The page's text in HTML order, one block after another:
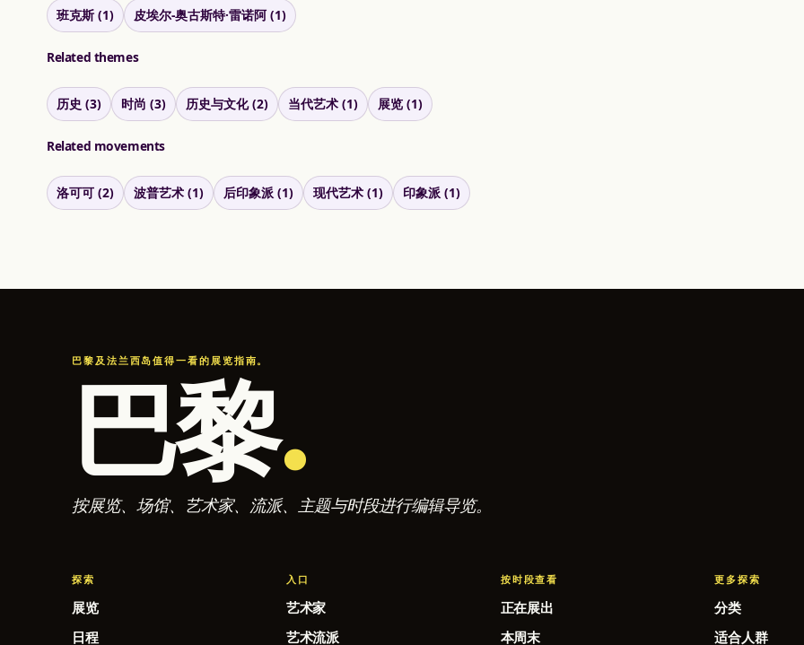
班克斯 (1) 皮埃尔-奥古斯特·雷诺阿 (1)
Related themes
历史 (3) 时尚 (3) 历史与文化 (2) 当代艺术 (1) 展览 (1)
Related movements
洛可可 (2) 波普艺术 (1) 后印象派 (1) 现代艺术 (1) 印象派 (1)
巴黎及法兰西岛值得一看的展览指南。
巴黎.
按展览、场馆、艺术家、流派、主题与时段进行编辑导览。
探索
展览
日程
入口
艺术家
艺术流派
按时段查看
正在展出
本周末
更多探索
分类
适合人群